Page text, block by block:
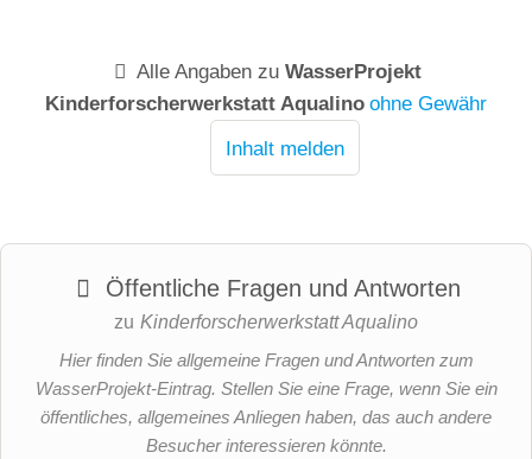
Alle Angaben zuWasserProjekt
Kinderforscherwerkstatt Aqualino ohne Gewähr
Inhalt melden
Öffentliche Fragen und Antworten
zu Kinderforscherwerkstatt Aqualino
Hier finden Sie allgemeine Fragen und Antworten zum
WasserProjekt-Eintrag. Stellen Sie eine Frage, wenn Sie ein
öffentliches, allgemeines Anliegen haben, das auch andere
Besucher interessieren könnte.